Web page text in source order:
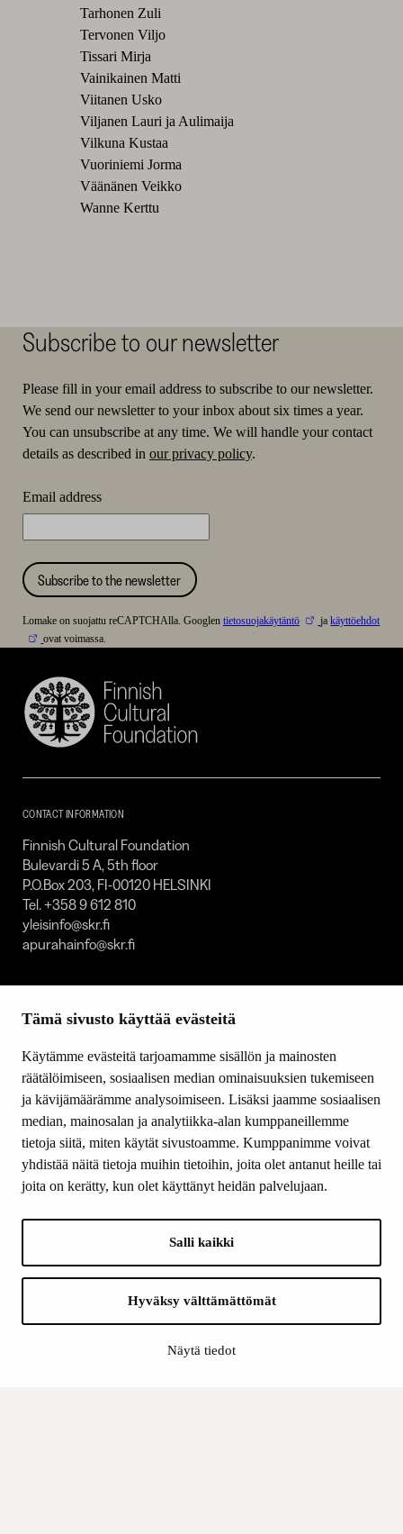
Tämä sivusto käyttää evästeitä
Käytämme evästeitä tarjoamamme sisällön ja mainosten
räätälöimiseen, sosiaalisen median ominaisuuksien tukemiseen
ja kävijämäärämme analysoimiseen. Lisäksi jaamme sosiaalisen
median, mainosalan ja analytiikka-alan kumppaneillemme
tietoja siitä, miten käytät sivustoamme. Kumppanimme voivat
yhdistää näitä tietoja muihin tietoihin, joita olet antanut heille tai
joita on kerätty, kun olet käyttänyt heidän palvelujaan.
Salli kaikki
Hyväksy välttämättömät
Näytä tiedot
Tarhonen Zuli
Tervonen Viljo
Tissari Mirja
Vainikainen Matti
Viitanen Usko
Viljanen Lauri ja Aulimaija
Vilkuna Kustaa
Vuoriniemi Jorma
Väänänen Veikko
Wanne Kerttu
Subscribe to our newsletter
Please fill in your email address to subscribe to our newsletter.
We send our newsletter to your inbox about six times a year.
You can unsubscribe at any time. We will handle your contact
details as described in our privacy policy.
Email address
Subscribe to the newsletter
Lomake on suojattu reCAPTCHAlla. Googlen tietosuojakäytäntö jakäyttöehdot
ovat voimassa.
Finnish
Cultural
SKR
CONTACT INFORMATION
Finnish Cultural Foundation
Bulevardi 5 A, 5th floor
P.O.Box 203, FI-00120 HELSINKI
Tel. +358 9 612 810
yleisinfo@skr.fi
apurahainfo@skr.fi
SITEMAP
Grants
Donations and bequests
About us
What’s new
Contact us
YouTube